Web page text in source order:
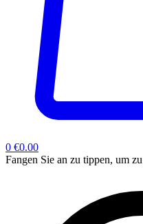
0 €0.00
Fangen Sie an zu tippen, um